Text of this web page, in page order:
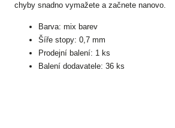
chyby snadno vymažete a začnete nanovo.
Barva: mix barev
Šíře stopy: 0,7 mm
Prodejní balení: 1 ks
Balení dodavatele: 36 ks